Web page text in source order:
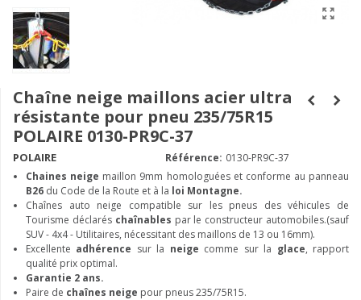
Chaîne neige maillons acier ultra
résistante pour pneu 235/75R15
POLAIRE 0130-PR9C-37
POLAIRE Référence: 0130-PR9C-37
Chaines neige maillon 9mm homologuées et conforme au panneau
B26 du Code de la Route et à la loi Montagne.
Chaînes auto neige compatible sur les pneus des véhicules de
Tourisme déclarés chaînables par le constructeur automobiles.(sauf
SUV - 4x4 - Utilitaires, nécessitant des maillons de 13 ou 16mm).
Excellente adhérence sur la neige comme sur la glace, rapport
qualité prix optimal.
Garantie 2 ans.
Paire de chaînes neige pour pneus 235/75R15.